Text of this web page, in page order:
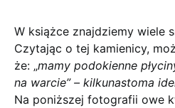
W książce znajdziemy wiele
Czytając o tej kamienicy,
że: „mamy podokienne
na warcie” – kilkunastoma
Na poniższej fotografii owe